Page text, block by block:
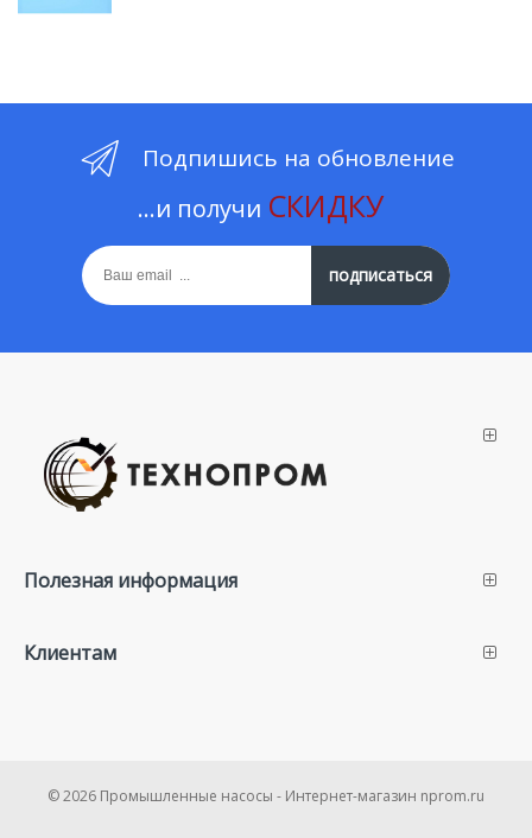
Подпишись на обновление
...и получи СКИДКУ
подписаться
Полезная информация
Клиентам
© 2026 Промышленные насосы - Интернет-магазин nprom.ru